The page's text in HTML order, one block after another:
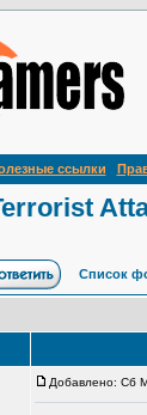
ссылки
Список
Добавлено: Сб